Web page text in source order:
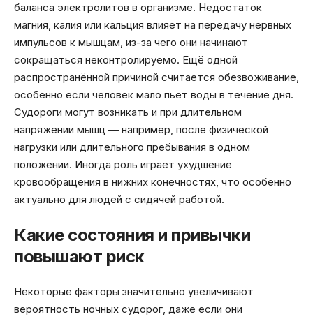
баланса электролитов в организме. Недостаток
магния, калия или кальция влияет на передачу нервных
импульсов к мышцам, из-за чего они начинают
сокращаться неконтролируемо. Ещё одной
распространённой причиной считается обезвоживание,
особенно если человек мало пьёт воды в течение дня.
Судороги могут возникать и при длительном
напряжении мышц — например, после физической
нагрузки или длительного пребывания в одном
положении. Иногда роль играет ухудшение
кровообращения в нижних конечностях, что особенно
актуально для людей с сидячей работой.
Какие состояния и привычки
повышают риск
Некоторые факторы значительно увеличивают
вероятность ночных судорог, даже если они